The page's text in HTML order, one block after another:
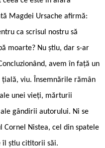
Magdei Ursache afirmă:
ca scrisul nostru să
moarte? Nu știu, dar s-ar
avem în față un
viu. Însemnările rămân
unei vieți, mărturii
gândirii autorului. Ni se
Cornel Nistea, cel din spatele
îl știu cititorii săi.